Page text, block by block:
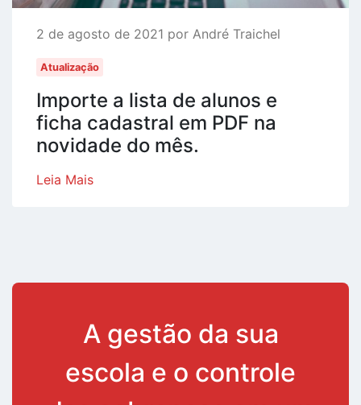
2 de agosto de 2021 por André Traichel
Atualização
Importe a lista de alunos e
ficha cadastral em PDF na
novidade do mês.
Leia Mais
A gestão da sua
escola e o controle